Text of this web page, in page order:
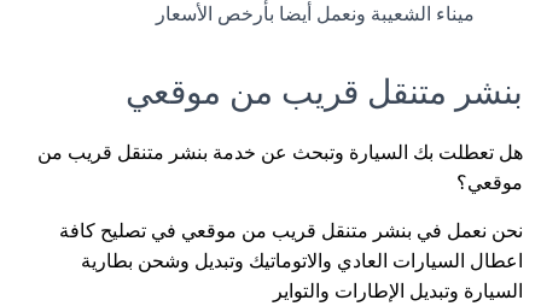
ميناء الشعيبة ونعمل أيضا بأرخص الأسعار
بنشر متنقل قريب من موقعي
هل تعطلت بك السيارة وتبحث عن خدمة بنشر متنقل قريب من
موقعي؟
نحن نعمل في بنشر متنقل قريب من موقعي في تصليح كافة
اعطال السيارات العادي والاتوماتيك وتبديل وشحن بطارية
السيارة وتبديل الإطارات والتواير